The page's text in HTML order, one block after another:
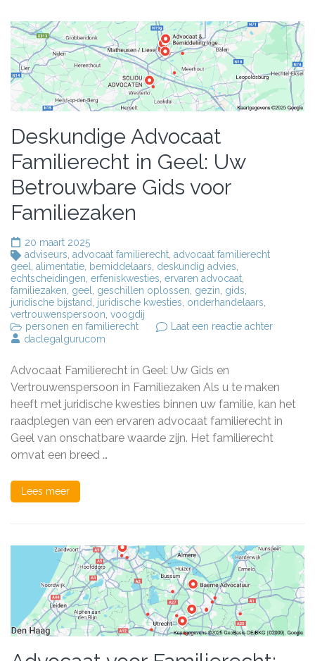
Deskundige Advocaat
Familierecht in Geel: Uw
Betrouwbare Gids voor
Familiezaken
20 maart 2025
adviseurs, advocaat familierecht, advocaat familierecht
geel, alimentatie, bemiddelaars, deskundig advies,
echtscheidingen, erfeniskwesties, ervaren advocaat,
familiezaken, geel, geschillen oplossen, gezin, gids,
juridische bijstand, juridische kwesties, onderhandelaars,
vertrouwenspersoon, voogdij
personen en familierecht
Laat een reactie achterop
Geel:
Uw
Gids
voor
daclegalgurucom
Advocaat Familierecht in Geel: Uw Gids en
Vertrouwenspersoon in Familiezaken Als u te maken
heeft met juridische kwesties binnen uw familie, kan het
raadplegen van een ervaren advocaat familierecht in
Geel van onschatbare waarde zijn. Het familierecht
omvat een breed …
Lees meer